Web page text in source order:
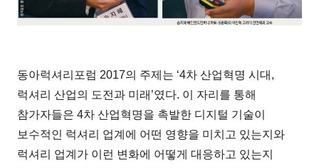
동아럭셔리포럼 2017의 주제는 ‘4차 산업혁명 시대,
럭셔리 산업의 도전과 미래’였다. 이 자리를 통해
참가자들은 4차 산업혁명을 촉발한 디지털 기술이
보수적인 럭셔리 업계에 어떤 영향을 미치고 있는지와
럭셔리 업계가 이런 변화에 어떻게 대응하고 있는지